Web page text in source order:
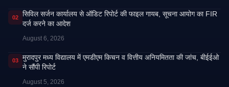
02
सिविल सर्जन कार्यालय से ऑडिट रिपोर्ट की फाइल गायब, सूचना आयोग का FIR
दर्ज करने का आदेश
August 6, 2026
03
मुरादपुर मध्य विद्यालय में एमडीएम किचन व वित्तीय अनियमितता की जांच, बीईईओ
ने सौंपी रिपोर्ट
August 5, 2026